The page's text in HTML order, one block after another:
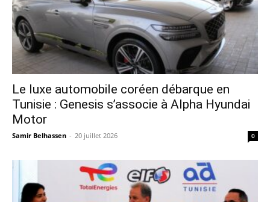
Le luxe automobile coréen débarque en
Tunisie : Genesis s’associe à Alpha Hyundai
Motor
Samir Belhassen - 20 juillet 2026 0